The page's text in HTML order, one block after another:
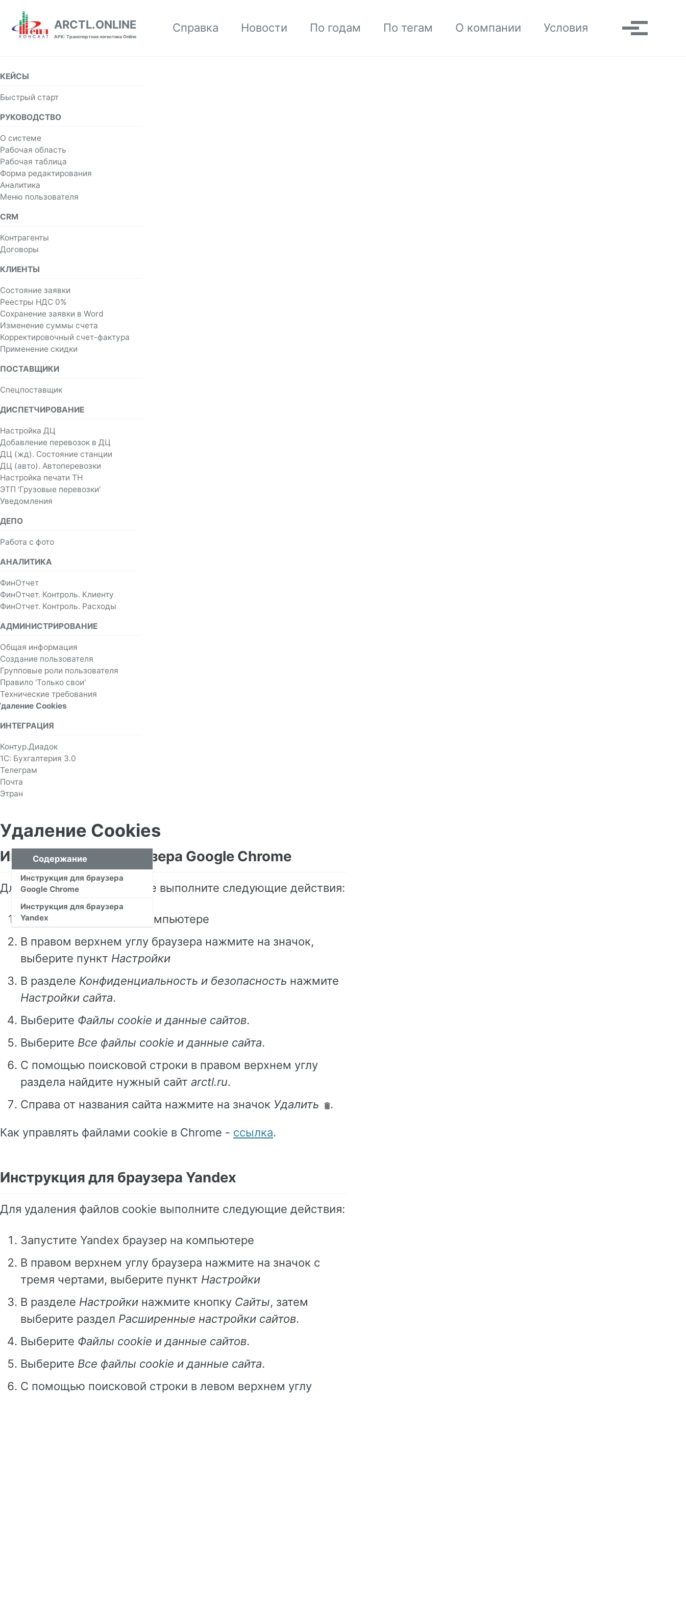
ARCTL.ONLINE
АРК: Транспортная логистика Online
Справка Новости По годам По тегам О компании Условия Toggle search
КЕЙСЫ
Быстрый старт
РУКОВОДСТВО
О системе
Рабочая область
Рабочая таблица
Форма редактирования
Аналитика
Меню пользователя
CRM
Контрагенты
Договоры
КЛИЕНТЫ
Состояние заявки
Реестры НДС 0%
Сохранение заявки в Word
Изменение суммы счета
Корректировочный счет-фактура
Применение скидки
ПОСТАВЩИКИ
Спецпоставщик
ДИСПЕТЧИРОВАНИЕ
Настройка ДЦ
Добавление перевозок в ДЦ
ДЦ (жд). Состояние станции
ДЦ (авто). Автоперевозки
Настройка печати ТН
ЭТП 'Грузовые перевозки'
Уведомления
ДЕПО
Работа с фото
АНАЛИТИКА
ФинОтчет
ФинОтчет. Контроль. Клиенту
ФинОтчет. Контроль. Расходы
АДМИНИСТРИРОВАНИЕ
Общая информация
Создание пользователя
Групповые роли пользователя
Правило 'Только свои'
Технические требования
Cookies
ИНТЕГРАЦИЯ
Контур.Диадок
1С: Бухгалтерия 3.0
Телеграм
Почта
Этран
Удаление Cookies
Содержание
Инструкция для браузера
Google Chrome
Инструкция для браузера
Yandex
Инструкция для браузера Google Chrome
Для удаления файлов cookie выполните следующие действия:
Запустите Chrome на компьютере
В правом верхнем углу браузера нажмите на значок,
выберите пункт Настройки
В разделе Конфиденциальность и безопасность нажмите
Настройки сайта.
Выберите Файлы cookie и данные сайтов.
Выберите Все файлы cookie и данные сайта.
С помощью поисковой строки в правом верхнем углу
раздела найдите нужный сайт arctl.ru.
Справа от названия сайта нажмите на значок Удалить .
Как управлять файлами cookie в Chrome - ссылка.
Инструкция для браузера Yandex
Для удаления файлов cookie выполните следующие действия:
Запустите Yandex браузер на компьютере
В правом верхнем углу браузера нажмите на значок с
тремя чертами, выберите пункт Настройки
В разделе Настройки нажмите кнопку Сайты, затем
выберите раздел Расширенные настройки сайтов.
Выберите Файлы cookie и данные сайтов.
Выберите Все файлы cookie и данные сайта.
С помощью поисковой строки в левом верхнем углу